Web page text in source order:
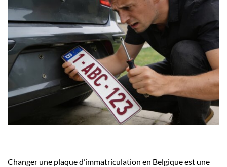
Changer une plaque d’immatriculation en Belgique est une